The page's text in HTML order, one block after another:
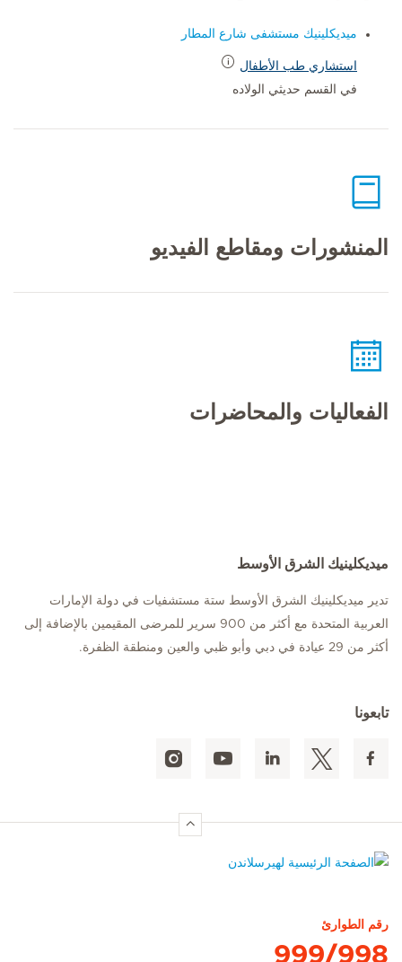
ميديكلينيك مستشفى شارع المطار
استشاري طب الأطفال
في القسم حديثي الولاده
المنشورات ومقاطع الفيديو
الفعاليات والمحاضرات
ميديكلينيك الشرق الأوسط
تدير ميديكلينيك الشرق الأوسط ستة مستشفيات في دولة الإمارات
العربية المتحدة مع أكثر من 900 سرير للمرضى المقيمين بالإضافة إلى
أكثر من 29 عيادة في دبي وأبو ظبي والعين ومنطقة الظفرة.
تابعونا
رقم الطوارئ
999/998